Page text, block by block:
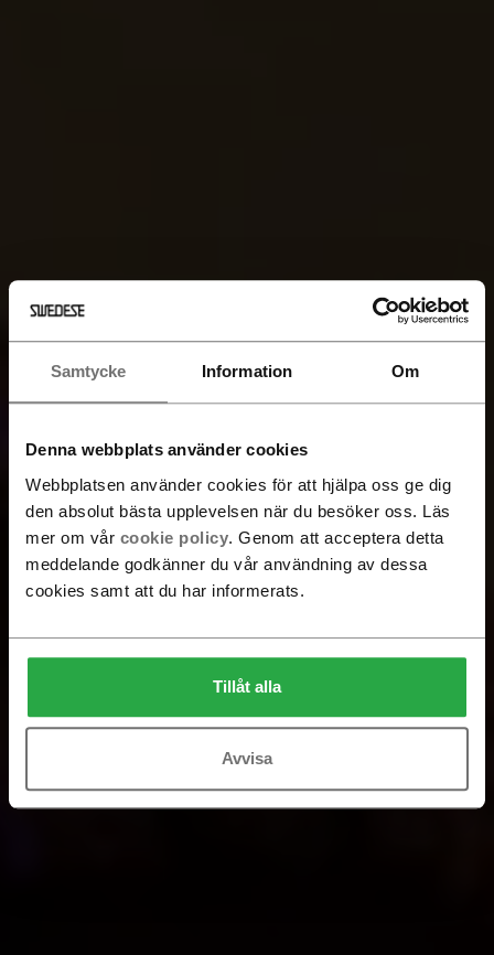
Samtycke Information Om
Denna webbplats använder cookies
Webbplatsen använder cookies för att hjälpa oss ge dig
den absolut bästa upplevelsen när du besöker oss. Läs
mer om vår cookie policy. Genom att acceptera detta
meddelande godkänner du vår användning av dessa
cookies samt att du har informerats.
Tillåt alla
Avvisa